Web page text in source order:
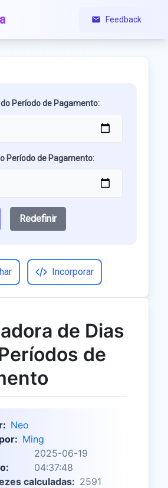
Feedback
do Período de Pagamento:
Período de Pagamento:
Redefinir
Incorporar
de Dias
de
Neo
Ming
2025-06-19
04:37:48
calculadas: 2591